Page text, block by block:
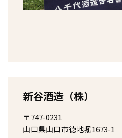
新谷酒造（株）
〒747-0231
山口県山口市徳地堀1673-1